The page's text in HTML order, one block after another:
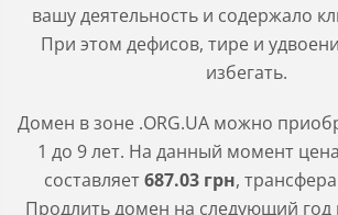
вашу деятельность и содержало
При этом дефисов, тире и
избегать.
Домен в зоне .ORG.UA можно
1 до 9 лет. На данный момент
составляет687.03грн,
Продлить домен на следующий